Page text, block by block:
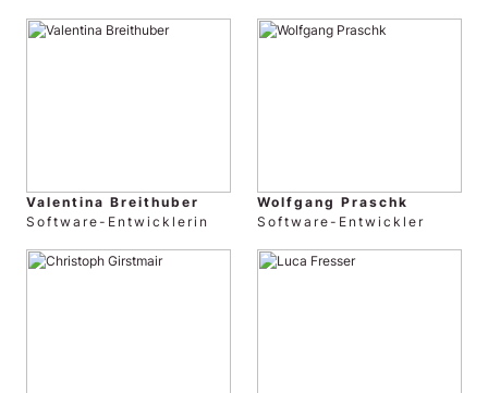
Valentina Breithuber
Software-Entwicklerin
Wolfgang Praschk
Software-Entwickler